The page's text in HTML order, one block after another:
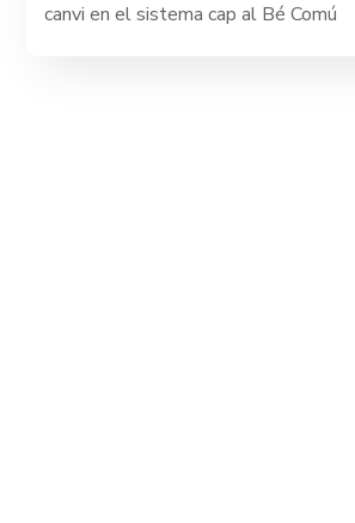
canvi en el sistema cap al Bé Comú